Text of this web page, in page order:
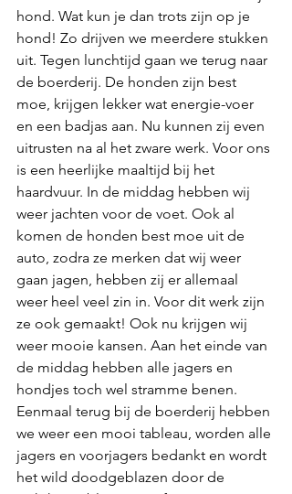
hond. Wat kun je dan trots zijn op je
hond! Zo drijven we meerdere stukken
uit. Tegen lunchtijd gaan we terug naar
de boerderij. De honden zijn best
moe, krijgen lekker wat energie-voer
en een badjas aan. Nu kunnen zij even
uitrusten na al het zware werk. Voor ons
is een heerlijke maaltijd bij het
haardvuur. In de middag hebben wij
weer jachten voor de voet. Ook al
komen de honden best moe uit de
auto, zodra ze merken dat wij weer
gaan jagen, hebben zij er allemaal
weer heel veel zin in. Voor dit werk zijn
ze ook gemaakt! Ook nu krijgen wij
weer mooie kansen. Aan het einde van
de middag hebben alle jagers en
hondjes toch wel stramme benen.
Eenmaal terug bij de boerderij hebben
we weer een mooi tableau, worden alle
jagers en voorjagers bedankt en wordt
het wild doodgeblazen door de